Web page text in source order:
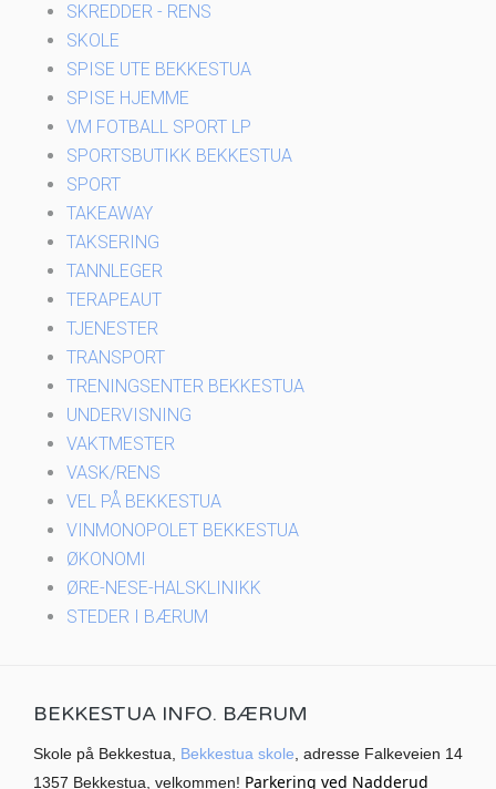
SKREDDER - RENS
SKOLE
SPISE UTE BEKKESTUA
SPISE HJEMME
VM FOTBALL SPORT LP
SPORTSBUTIKK BEKKESTUA
SPORT
TAKEAWAY
TAKSERING
TANNLEGER
TERAPEAUT
TJENESTER
TRANSPORT
TRENINGSENTER BEKKESTUA
UNDERVISNING
VAKTMESTER
VASK/RENS
VEL PÅ BEKKESTUA
VINMONOPOLET BEKKESTUA
ØKONOMI
ØRE-NESE-HALSKLINIKK
STEDER I BÆRUM
BEKKESTUA INFO. BÆRUM
Skole på Bekkestua, Bekkestua skole , adresse Falkeveien 14
1357 Bekkestua, velkommen! Parkering ved Nadderud